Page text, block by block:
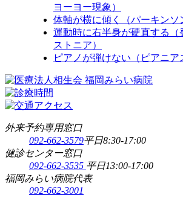
ヨーヨー現象）
体軸が横に傾く（パーキンソ
運動時に右半身が硬直する（
ストニア）
ピアノが弾けない（ピアニア
外来予約専用窓口
092-662-3579平日8:30-17:00
健診センター窓口
092-662-3535 平日13:00-17:00
福岡みらい病院代表
092-662-3001